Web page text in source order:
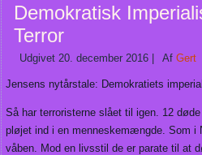
Demokratisk
Terror
Udgivet 20. december 2016 Af Gert
Jensens nytårstale: Demokratiets
Så har terroristerne slået til igen. 12
pløjet ind i en menneskemængde. Som i
våben. Mod en livsstil de er parate til at